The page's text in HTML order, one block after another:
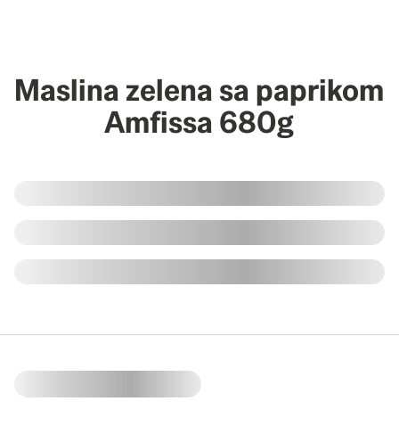
Maslina zelena sa paprikom
Amfissa 680g